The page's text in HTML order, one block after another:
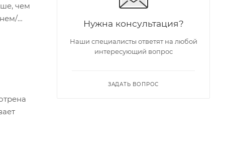
чем
Нужна консультация?
Наши специалисты ответят на любой
интересующий вопрос
ЗАДАТЬ ВОПРОС